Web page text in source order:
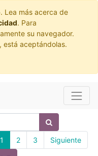
Lea más acerca de
. Para
su navegador.
está aceptándolas.
1 2 3 Siguiente